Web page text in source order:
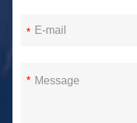
*
*